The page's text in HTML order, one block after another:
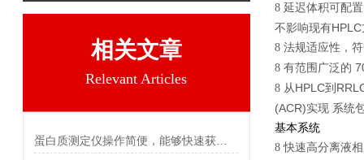
相关文章
Relevant Articles
8 延迟体积可配
不影响现有
8 法规适应性，
8 有范围广泛的
8 从HPLC到
(ACR)实现 系统
基本系统
8快速高分离液